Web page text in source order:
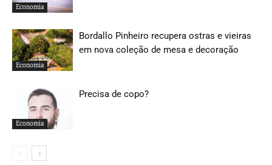
Economia
Economia
Bordallo Pinheiro recupera ostras e vieiras
em nova coleção de mesa e decoração
Economia
Precisa de copo?